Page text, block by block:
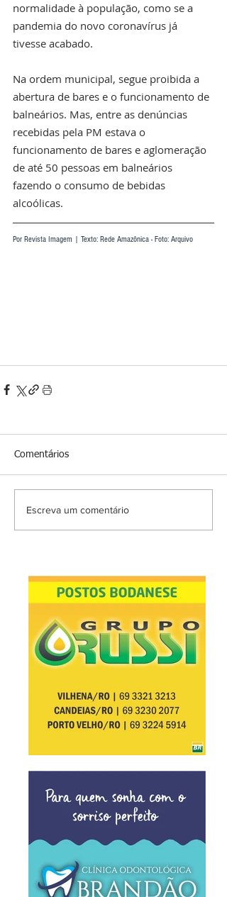
normalidade à população, como se a
pandemia do novo coronavírus já
tivesse acabado.
Na ordem municipal, segue proibida a
abertura de bares e o funcionamento de
balneários. Mas, entre as denúncias
recebidas pela PM estava o
funcionamento de bares e aglomeração
de até 50 pessoas em balneários
fazendo o consumo de bebidas
alcoólicas.
Por Revista Imagem | Texto: Rede Amazônica - Foto: Arquivo
Comentários
Escreva um comentário